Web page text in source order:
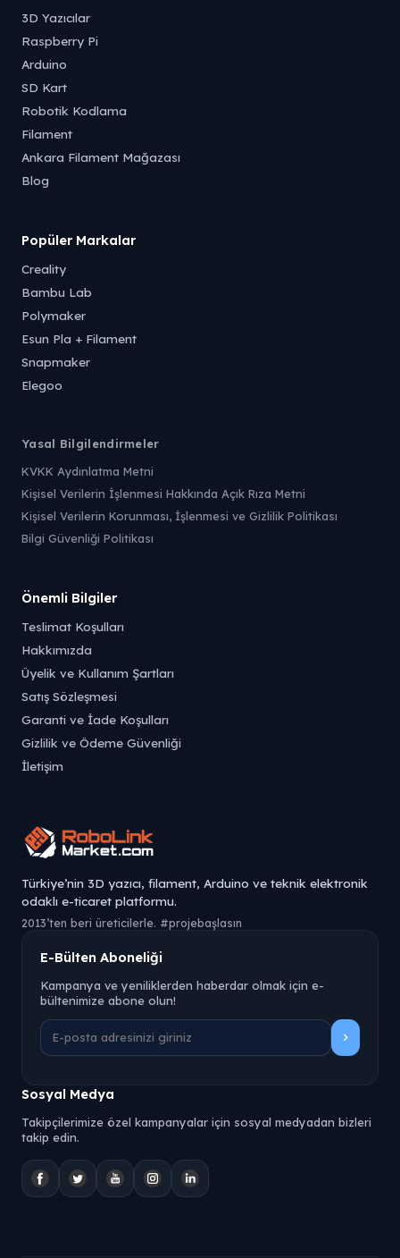
3D Yazıcılar
Raspberry Pi
Arduino
SD Kart
Robotik Kodlama
Filament
Ankara Filament Mağazası
Blog
Popüler Markalar
Creality
Bambu Lab
Polymaker
Esun Pla + Filament
Snapmaker
Elegoo
Yasal Bilgilendirmeler
KVKK Aydınlatma Metni
Kişisel Verilerin İşlenmesi Hakkında Açık Rıza Metni
Kişisel Verilerin Korunması, İşlenmesi ve Gizlilik Politikası
Bilgi Güvenliği Politikası
Önemli Bilgiler
Teslimat Koşulları
Hakkımızda
Üyelik ve Kullanım Şartları
Satış Sözleşmesi
Garanti ve İade Koşulları
Gizlilik ve Ödeme Güvenliği
İletişim
Türkiye’nin 3D yazıcı, filament, Arduino ve teknik elektronik
odaklı e-ticaret platformu.
2013’ten beri üreticilerle. #projebaşlasın
E-Bülten Aboneliği
Kampanya ve yeniliklerden haberdar olmak için e-
bültenimize abone olun!
Sosyal Medya
Takipçilerimize özel kampanyalar için sosyal medyadan bizleri
takip edin.